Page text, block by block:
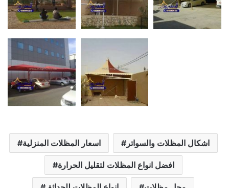
اسعار المظلات المنزلية اشكال المظلات والسواتر
افضل انواع المظلات لتقليل الحرارة